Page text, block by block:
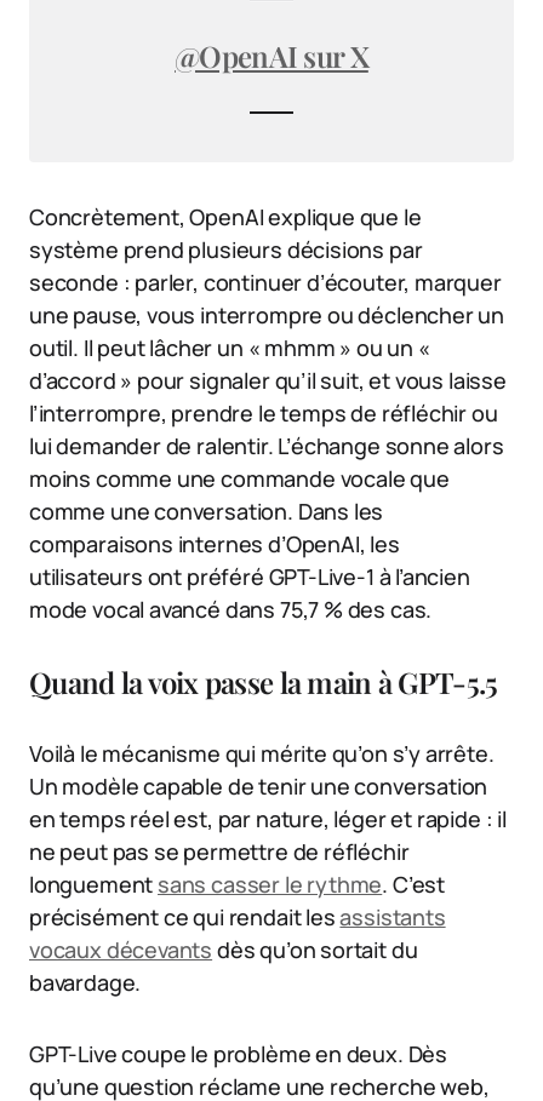
@OpenAI sur X
Concrètement, OpenAI explique que le
système prend plusieurs décisions par
seconde : parler, continuer d’écouter, marquer
une pause, vous interrompre ou déclencher un
outil. Il peut lâcher un « mhmm » ou un «
d’accord » pour signaler qu’il suit, et vous laisse
l’interrompre, prendre le temps de réfléchir ou
lui demander de ralentir. L’échange sonne alors
moins comme une commande vocale que
comme une conversation. Dans les
comparaisons internes d’OpenAI, les
utilisateurs ont préféré GPT-Live-1 à l’ancien
mode vocal avancé dans 75,7 % des cas.
Quand la voix passe la main à GPT-5.5
Voilà le mécanisme qui mérite qu’on s’y arrête.
Un modèle capable de tenir une conversation
en temps réel est, par nature, léger et rapide : il
ne peut pas se permettre de réfléchir
longuement sans casser le rythme. C’est
précisément ce qui rendait lesassistants
vocaux décevants dès qu’on sortait du
bavardage.
GPT-Live coupe le problème en deux. Dès
qu’une question réclame une recherche web,